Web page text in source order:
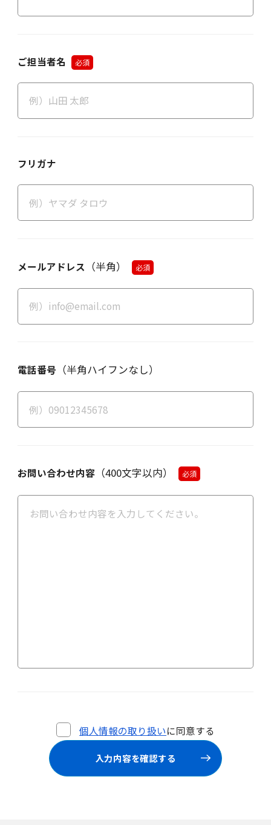
ご担当者名 必須
フリガナ
メールアドレス （半角） 必須
電話番号 （半角ハイフンなし）
お問い合わせ内容（400文字以内） 必須
個人情報の取り扱いに同意する